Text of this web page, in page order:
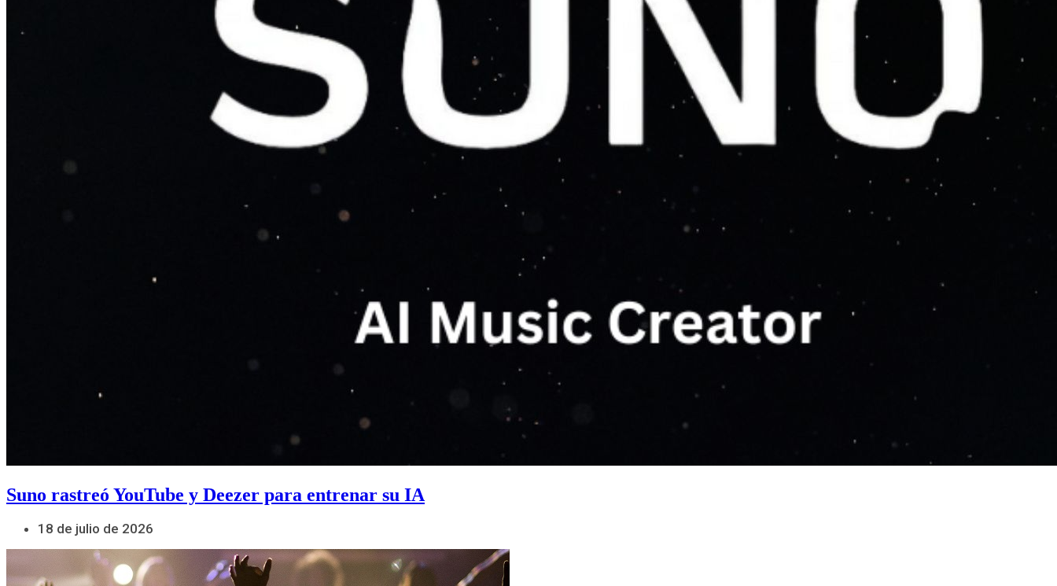
Suno rastreó YouTube y Deezer para entrenar su IA
18 de julio de 2026